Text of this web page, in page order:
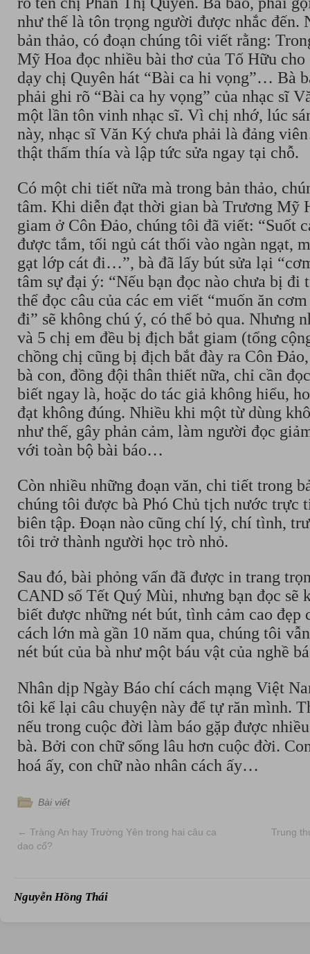
như thế là tôn trọng người được nhắc đến.
bản thảo, có đoạn chúng tôi viết rằng:
Mỹ Hoa đọc nhiều bài thơ của Tố Hữu cho
dạy chị Quyên hát “Bài ca hi vọng”… Bà
phải ghi rõ “Bài ca hy vọng” của nhạc sĩ
một lần tôn vinh nhạc sĩ. Vì chị nhớ, lúc
này, nhạc sĩ Văn Ký chưa phải là đảng
thật thấm thía và lập tức sửa ngay tại chỗ.
Có một chi tiết nữa mà trong bản thảo,
tâm. Khi diễn đạt thời gian bà Trương Mỹ
giam ở Côn Đảo, chúng tôi đã viết: “Suốt
được tắm, tối ngủ cát thổi vào ngàn ngạt,
gạt lớp cát đi…”, bà đã lấy bút sửa lại
tâm sự đại ý: “Nếu bạn đọc nào chưa bị đi
thể đọc câu của các em viết “muốn ăn
đi” sẽ không chú ý, có thể bỏ qua. Nhưng
và 5 chị em đều bị địch bắt giam (tổng
chồng chị cũng bị địch bắt đày ra Côn
bà con, đồng đội thân thiết nữa, chỉ cần
biết ngay là, hoặc do tác giả không hiểu,
đạt không đúng. Nhiều khi một từ dùng
như thế, gây phản cảm, làm người đọc
với toàn bộ bài báo…
Còn nhiều những đoạn văn, chi tiết trong
chúng tôi được bà Phó Chủ tịch nước trực
biên tập. Đoạn nào cũng chí lý, chí tình,
tôi trở thành người học trò nhỏ.
Sau đó, bài phỏng vấn đã được in trang
CAND số Tết Quý Mùi, nhưng bạn đọc sẽ
biết được những nét bút, tình cảm cao đẹp
cách lớn mà gần 10 năm qua, chúng tôi
nét bút của bà như một báu vật của nghề
Nhân dịp Ngày Báo chí cách mạng Việt
tôi kể lại câu chuyện này để tự răn mình.
nếu trong cuộc đời làm báo gặp được
bà. Bởi con chữ sống lâu hơn cuộc đời.
hoá ấy, con chữ nào nhân cách ấy…
Bài viết
← Tràng An hay Trường Yên trong hai câu ca
dao cổ?
Trung
Nguyễn Hồng Thái